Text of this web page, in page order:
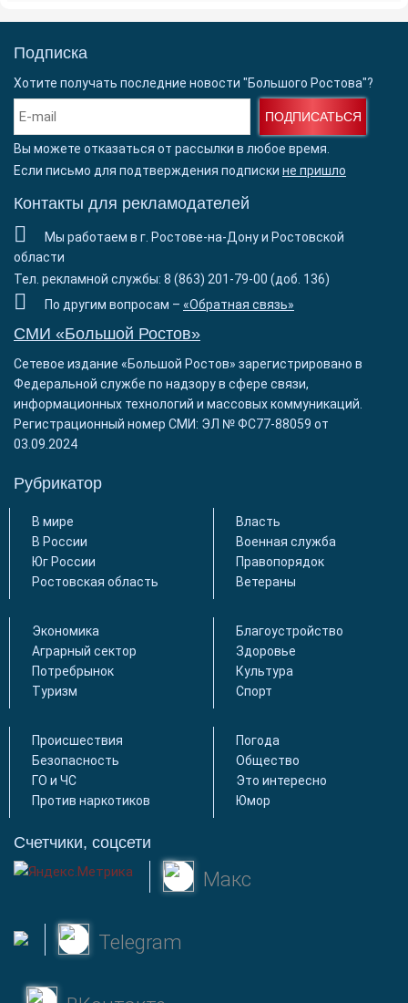
Подписка
Хотите получать последние новости "Большого Ростова"?
ПОДПИСАТЬСЯ
Вы можете отказаться от рассылки в любое время.
Если письмо для подтверждения подписки не пришло
Контакты для рекламодателей
Мы работаем в г. Ростове-на-Дону и Ростовской
области
Тел. рекламной службы: 8 (863) 201-79-00 (доб. 136)
По другим вопросам – «Обратная связь»
СМИ «Большой Ростов»
Сетевое издание «Большой Ростов» зарегистрировано в
Федеральной службе по надзору в сфере связи,
информационных технологий и массовых коммуникаций.
Регистрационный номер СМИ: ЭЛ № ФС77-88059 от
03.09.2024
Рубрикатор
В мире
В России
Юг России
Ростовская область
Власть
Военная служба
Правопорядок
Ветераны
Экономика
Аграрный сектор
Потребрынок
Туризм
Благоустройство
Здоровье
Культура
Спорт
Происшествия
Безопасность
ГО и ЧС
Против наркотиков
Погода
Общество
Это интересно
Юмор
Счетчики, соцсети
Макс
Telegram